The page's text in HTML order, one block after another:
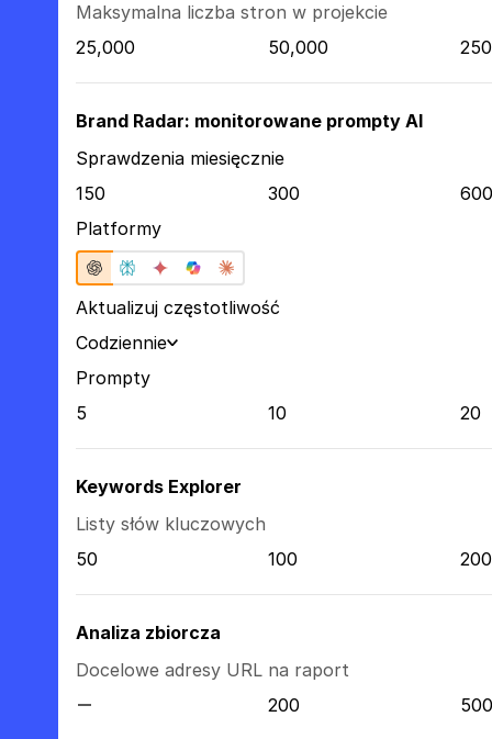
Maksymalna liczba stron w projekcie
25,000
50,000
Brand Radar: monitorowane prompty AI
Sprawdzenia miesięcznie
150
300
600
Platformy
Aktualizuj częstotliwość
Codziennie
Prompty
5
10 20
Keywords Explorer
Listy słów kluczowych
50
100 200
Analiza zbiorcza
Docelowe adresy URL na raport
200
500